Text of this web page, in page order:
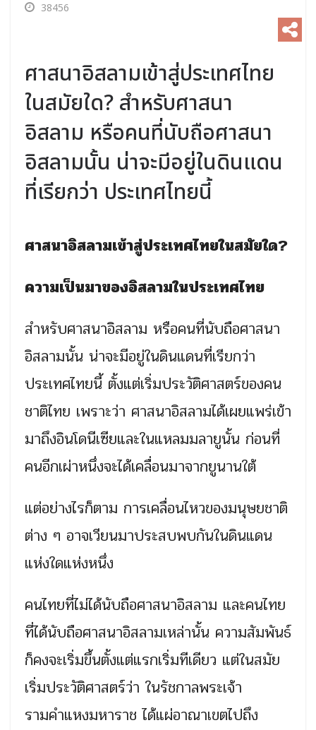
38456
ศาสนาอิสลามเข้าสู่ประเทศไทย
ในสมัยใด? สำหรับศาสนา
อิสลาม หรือคนที่นับถือศาสนา
อิสลามนั้น น่าจะมีอยู่ในดินแดน
ที่เรียกว่า ประเทศไทยนี้
ศาสนาอิสลามเข้าสู่ประเทศไทยในสมัยใด?
ความเป็นมาของอิสลามในประเทศไทย
สำหรับศาสนาอิสลาม หรือคนที่นับถือศาสนา
อิสลามนั้น น่าจะมีอยู่ในดินแดนที่เรียกว่า
ประเทศไทยนี้ ตั้งแต่เริ่มประวัติศาสตร์ของคน
ชาติไทย เพราะว่า ศาสนาอิสลามได้เผยแพร่เข้า
มาถึงอินโดนีเซียและในแหลมมลายูนั้น ก่อนที่
คนอีกเผ่าหนึ่งจะได้เคลื่อนมาจากยูนานใต้
แต่อย่างไรก็ตาม การเคลื่อนไหวของมนุษยชาติ
ต่าง ๆ อาจเวียนมาประสบพบกันในดินแดน
แห่งใดแห่งหนึ่ง
คนไทยที่ไม่ได้นับถือศาสนาอิสลาม และคนไทย
ที่ได้นับถือศาสนาอิสลามเหล่านั้น ความสัมพันธ์
ก็คงจะเริ่มขึ้นตั้งแต่แรกเริ่มทีเดียว แต่ในสมัย
เริ่มประวัติศาสตร์ว่า ในรัชกาลพระเจ้า
รามคำแหงมหาราช ได้แผ่อาณาเขตไปถึง